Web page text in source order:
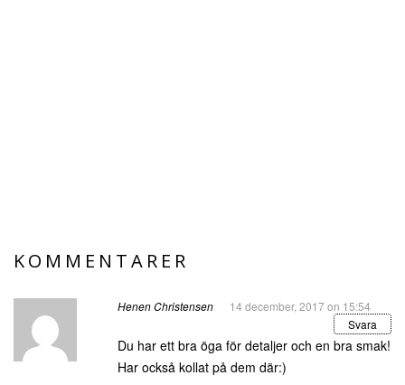
KOMMENTARER
Henen Christensen
14 december, 2017 on 15:54
Svara
Du har ett bra öga för detaljer och en bra smak!
Har också kollat på dem där:)